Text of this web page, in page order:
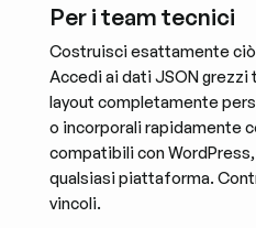
Per i team tecnici
Costruisci esattamente
Accedi ai dati JSON grezzi
layout completamente
o incorporali rapidamente
compatibili con
qualsiasi piattaforma.
vincoli.